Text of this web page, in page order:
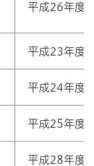
平成26年度
平成23年度
平成24年度
平成25年度
平成28年度